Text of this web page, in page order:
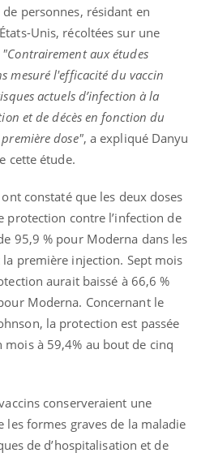
personnes, résidant en
Unis, récoltées sur une
"Contrairement aux études
mesuré l'efficacité du vaccin
actuels d’infection à la
et de décès en fonction du
dose", a expliqué Danyu
cette étude.
constaté que les deux doses
protection contre l’infection de
95,9 % pour Moderna dans les
première injection. Sept mois
aurait baissé à 66,6 %
Moderna. Concernant le
la protection est passée
mois à 59,4% au bout de cinq
conserveraient une
les formes graves de la maladie
de d’hospitalisation et de